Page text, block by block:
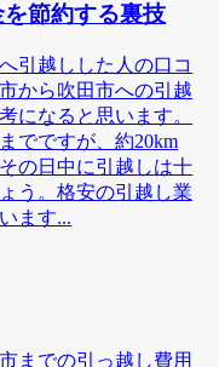
節約する裏技
引越しした人の口コ
から吹田市への引越
になると思います。
でですが、約20km
の日中に引越しは十
う。格安の引越し業
ます...
までの引っ越し費用